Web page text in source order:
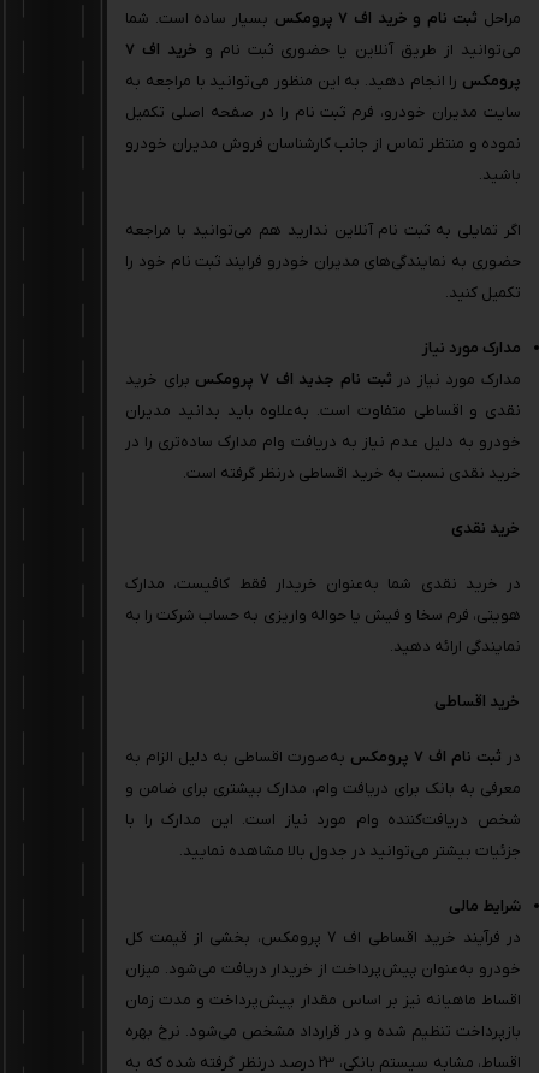
مراحل ثبت نام و خرید اف 7 پرومکس
بسیار ساده است. شما
می‌توانید از طریق آنلاین یا حضوری ثبت نام و
خرید اف 7
پرومکس را انجام دهید. به این منظور می‌توانید با مراجعه به
سایت مدیران خودرو، فرم ثبت‌ نام را در صفحه اصلی تکمیل
نموده و منتظر تماس از جانب کارشناسان فروش مدیران خودرو
باشید.
اگر تمایلی به ثبت نام آنلاین ندارید هم می‌توانید با مراجعه
حضوری به نمایندگی‌های مدیران خودرو فرایند ثبت نام خود را
تکمیل کنید.
مدارک مورد نیاز
مدارک مورد نیاز در ثبت نام جدید اف 7 پرومکس
برای خرید
نقدی و اقساطی متفاوت است. به‌علاوه باید بدانید مدیران
خودرو به دلیل عدم نیاز به دریافت وام مدارک ساده‌تری را در
خرید نقدی نسبت به خرید اقساطی درنظر گرفته است.
خرید نقدی
در خرید نقدی شما به‌عنوان خریدار فقط کافیست، مدارک
هویتی، فرم سخا و فیش یا حواله واریزی به حساب شرکت را به
نمایندگی ارائه دهید.
خرید اقساطی
در ثبت نام اف 7 پرومکس
به‌صورت اقساطی به دلیل الزام به
معرفی به بانک برای دریافت وام، مدارک بیشتری برای ضامن و
شخص دریافت‌کننده وام مورد نیاز است. این مدارک را با
جزئیات بیشتر می‌توانید در جدول بالا مشاهده نمایید.
شرایط مالی
در فرآیند خرید اقساطی اف 7 پرومکس، بخشی از قیمت کل
خودرو به‌عنوان پیش‌پرداخت از خریدار دریافت می‌شود. میزان
اقساط ماهیانه نیز بر اساس مقدار پیش‌پرداخت و مدت زمان
بازپرداخت تنظیم شده و در قرارداد مشخص می‌شود. نرخ بهره
اقساط، مشابه سیستم بانکی، 23 درصد درنظر گرفته شده که به